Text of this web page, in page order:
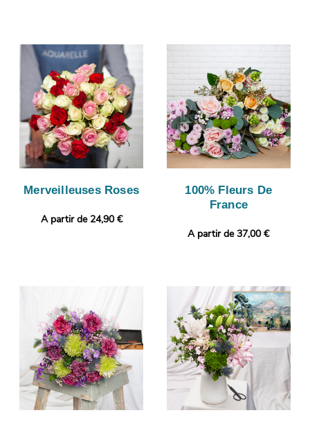
Merveilleuses Roses
A partir de 24,90 €
100% Fleurs De
France
A partir de 37,00 €